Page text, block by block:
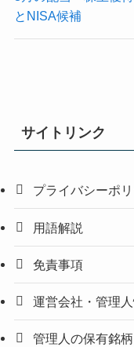
とNISA候補
サイトリンク
プライバシーポ
用語解説
免責事項
運営会社・管理
管理人の保有銘柄